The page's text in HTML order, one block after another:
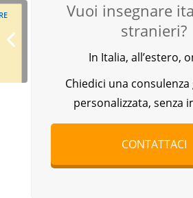
Vuoi insegnare
stranieri?
In Italia, all’estero,
Chiedici una
personalizzata, senza
CONTATTACI